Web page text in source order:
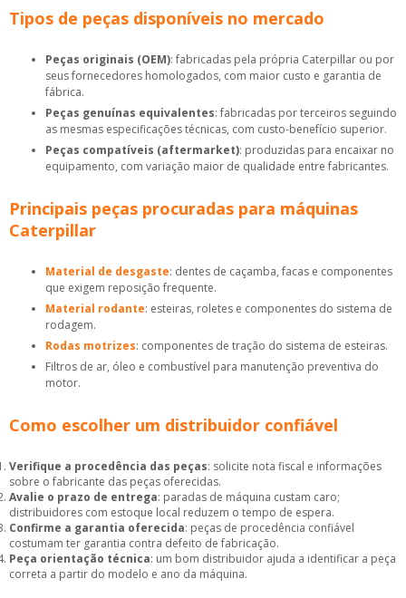
Tipos de peças disponíveis no mercado
Peças originais (OEM): fabricadas pela própria Caterpillar ou por
seus fornecedores homologados, com maior custo e garantia de
fábrica.
Peças genuínas equivalentes: fabricadas por terceiros seguindo
as mesmas especificações técnicas, com custo-benefício superior.
Peças compatíveis (aftermarket): produzidas para encaixar no
equipamento, com variação maior de qualidade entre fabricantes.
Principais peças procuradas para máquinas
Caterpillar
Material de desgaste: dentes de caçamba, facas e componentes
que exigem reposição frequente.
Material rodante: esteiras, roletes e componentes do sistema de
rodagem.
Rodas motrizes: componentes de tração do sistema de esteiras.
Filtros de ar, óleo e combustível para manutenção preventiva do
motor.
Como escolher um distribuidor confiável
Verifique a procedência das peças: solicite nota fiscal e informações
sobre o fabricante das peças oferecidas.
Avalie o prazo de entrega: paradas de máquina custam caro;
distribuidores com estoque local reduzem o tempo de espera.
Confirme a garantia oferecida: peças de procedência confiável
costumam ter garantia contra defeito de fabricação.
Peça orientação técnica: um bom distribuidor ajuda a identificar a peça
correta a partir do modelo e ano da máquina.